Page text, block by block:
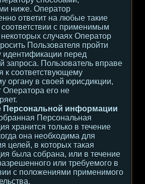
ниже. Оператор
ответит на любые такие
с применимым
случаях Оператор
Пользователя пройти
идентификации перед
запроса. Пользователь вправе
к соответствующему
органу в своей юрисдикции,
Оператора его не
Персональной информации
Персональная
хранится только в течение
она необходима для
целей, в которых такая
была собрана, или в течение
или требуемого в
с положениями применимого